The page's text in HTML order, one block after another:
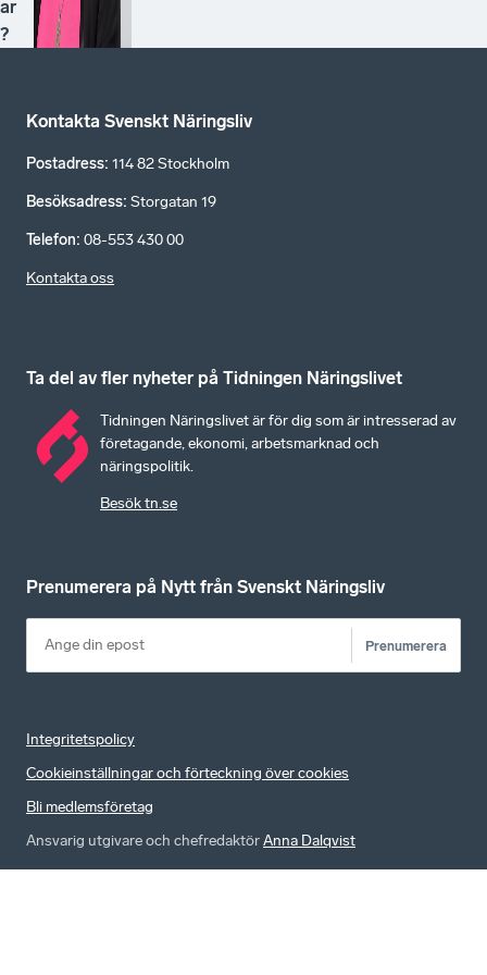
ar
?
Kontakta Svenskt Näringsliv
Postadress: 114 82 Stockholm
Besöksadress: Storgatan 19
Telefon: 08-553 430 00
Kontakta oss
Ta del av fler nyheter på Tidningen Näringslivet
Tidningen Näringslivet är för dig som är intresserad av
företagande, ekonomi, arbetsmarknad och
näringspolitik.
Besök tn.se
Prenumerera på Nytt från Svenskt Näringsliv
Prenumerera
Integritetspolicy
Cookieinställningar och förteckning över cookies
Bli medlemsföretag
Ansvarig utgivare och chefredaktörAnna Dalqvist